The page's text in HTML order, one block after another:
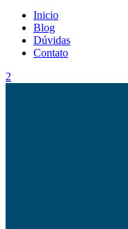
Inicio
Blog
Dúvidas
Contato